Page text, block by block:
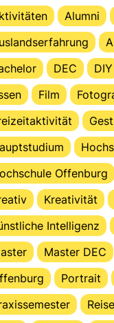
Alumni
DEC DIY
Film
Offenburg
Kreativität
Intelligenz
Master DEC
Portrait